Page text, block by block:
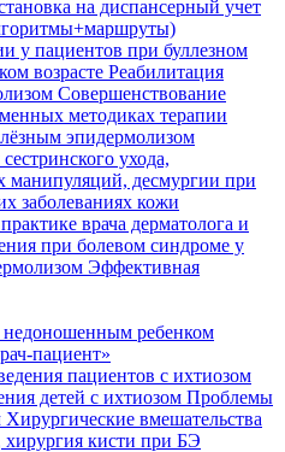
на диспансерный учет
у пациентов при буллезном
возрасте Реабилитация
Совершенствование
методиках терапии
эпидермолизом
ухода,
манипуляций, десмургии при
заболеваниях кожи
врача дерматолога и
при болевом синдроме у
Эффективная
недоношенным ребенком
пациент»
пациентов с ихтиозом
детей с ихтиозом Проблемы
Хирургические вмешательства
хирургия кисти при БЭ